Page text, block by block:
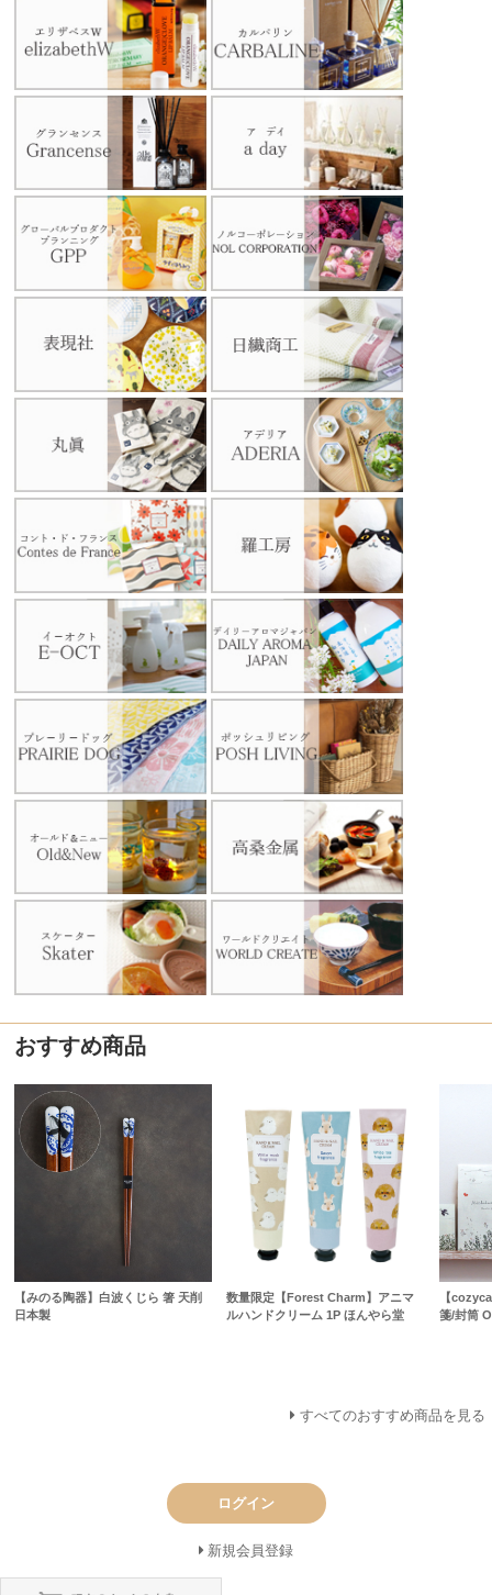
おすすめ商品
【みのる陶器】白波くじら 箸 天削
日本製
数量限定【Forest Charm】アニマ
ルハンドクリーム 1P ほんやら堂
【
箋/封筒
すべてのおすすめ商品を見る
ログイン
新規会員登録